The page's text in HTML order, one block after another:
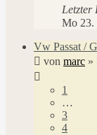
Letzter
Mo 23.
Vw Passat /
von marc »
1
…
3
4